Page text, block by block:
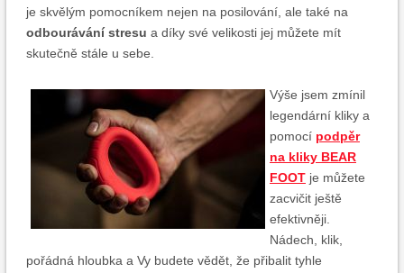
je skvělým pomocníkem nejen na posilování, ale také na
odbourávání stresu a díky své velikosti jej můžete mít
skutečně stále u sebe.
Výše jsem zmínil
legendární kliky a
pomocí podpěr
na kliky BEAR
FOOT je můžete
zacvičit ještě
efektivněji.
Nádech, klik,
pořádná hloubka a Vy budete vědět, že přibalit tyhle